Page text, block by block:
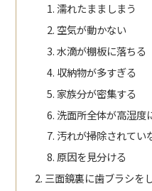
濡れたまましまう
空気が動かない
水滴が棚板に落ちる
収納物が多すぎる
家族分が密集する
洗面所全体が高湿度
汚れが掃除されてい
原因を見分ける
三面鏡裏に歯ブラシを